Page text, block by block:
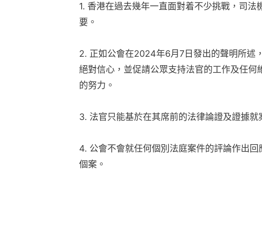
1. 香港在過去幾年一直面對着不少挑戰，司法
要。
2. 正如公會在2024年6月7日發出的聲明所述
絕對信心，並促請公眾支持法官的工作及任何
的努力。
3. 法官只能基於在其席前的法律論證及證據就
4. 公會不會就任何個別法庭案件的評論作出
個案。